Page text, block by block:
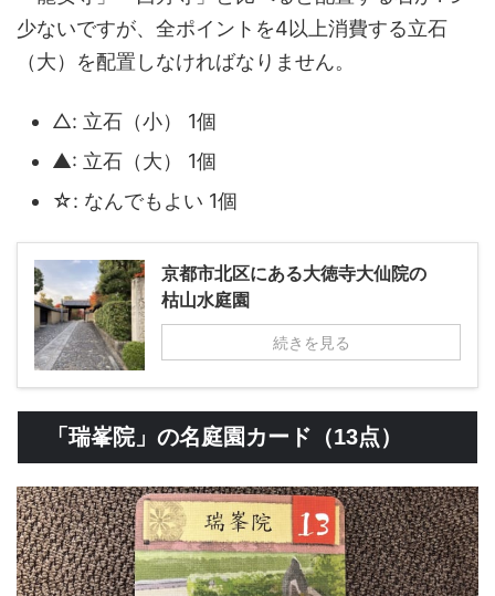
少ないですが、全ポイントを4以上消費する立石
（大）を配置しなければなりません。
△: 立石（小） 1個
▲: 立石（大） 1個
☆: なんでもよい 1個
京都市北区にある大徳寺大仙院の
枯山水庭園
続きを見る
「瑞峯院」の名庭園カード（13点）